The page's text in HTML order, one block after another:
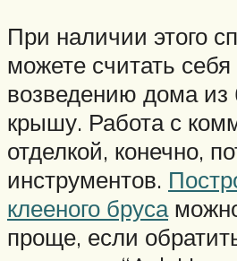
При наличии этого
можете считать
возведению дома из
крышу. Работа с
отделкой, конечно,
инструментов.
клееного бруса
проще, если